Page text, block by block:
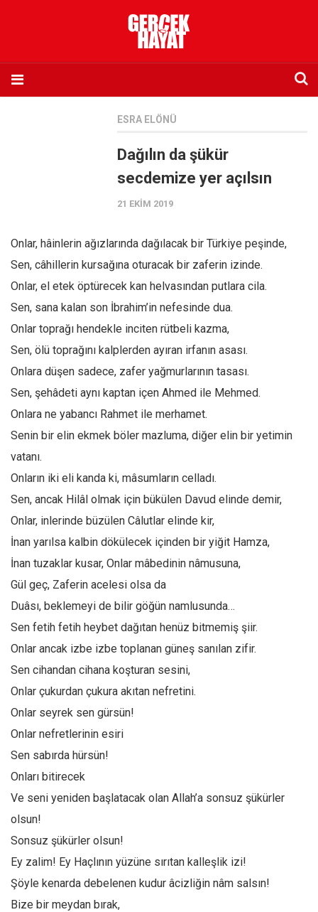
Abone olmak istiyorum
Sosyal Medya
Twitter
Facebook
Instagram
YouTube
Editörden
Mahmut Toptaş
Yvonne Ridley
Barış Tarımcıoğlu
Ömer Kayani
Yusuf Armağan
Hasanali Yıldırım
Leyla Şerif Emin
Selçuk Türkyılmaz
Amina S. Jenenkovic
Bağdagül Öz
Esra Elönü
» Yazar arşivi
Bu Sayı
Kategoriler
Kültür Sanat
Kitap
ESRA ELÖNÜ
Dağılın da şükür
secdemize yer açılsın
21 EKIM 2019
Onlar, hâinlerin ağızlarında dağılacak bir Türkiye peşinde,
Sen, câhillerin kursağına oturacak bir zaferin izinde.
Onlar, el etek öptürecek kan helvasından putlara cila.
Sen, sana kalan son İbrahim’in nefesinde dua.
Onlar toprağı hendekle inciten rütbeli kazma,
Sen, ölü toprağını kalplerden ayıran irfanın asası.
Onlara düşen sadece, zafer yağmurlarının tasası.
Sen, şehâdeti aynı kaptan içen Ahmed ile Mehmed.
Onlara ne yabancı Rahmet ile merhamet.
Senin bir elin ekmek böler mazluma, diğer elin bir yetimin
vatanı.
Onların iki eli kanda ki, mâsumların celladı.
Sen, ancak Hilâl olmak için bükülen Davud elinde demir,
Onlar, inlerinde büzülen Câlutlar elinde kir,
İnan yarılsa kalbin dökülecek içinden bir yiğit Hamza,
İnan tuzaklar kusar, Onlar mâbedinin nâmusuna,
Gül geç, Zaferin acelesi olsa da
Duâsı, beklemeyi de bilir göğün namlusunda…
Sen fetih fetih heybet dağıtan henüz bitmemiş şiir.
Onlar ancak izbe izbe toplanan güneş sanılan zifir.
Sen cihandan cihana koşturan sesini,
Onlar çukurdan çukura akıtan nefretini.
Onlar seyrek sen gürsün!
Onlar nefretlerinin esiri
Sen sabırda hürsün!
Onları bitirecek
Ve seni yeniden başlatacak olan Allah’a sonsuz şükürler
olsun!
Sonsuz şükürler olsun!
Ey zalim! Ey Haçlının yüzüne sırıtan kalleşlik izi!
Şöyle kenarda debelenen kudur âcizliğin nâm salsın!
Bize bir meydan bırak,